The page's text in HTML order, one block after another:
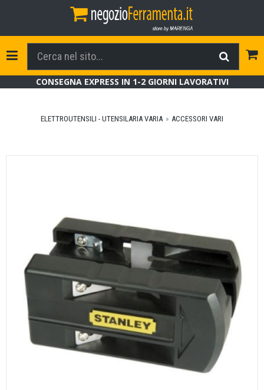
Toggle Navigation
CONSEGNA EXPRESS IN 1-2 GIORNI LAVORATIVI
ELETTROUTENSILI - UTENSILARIA VARIA ACCESSORI VARI